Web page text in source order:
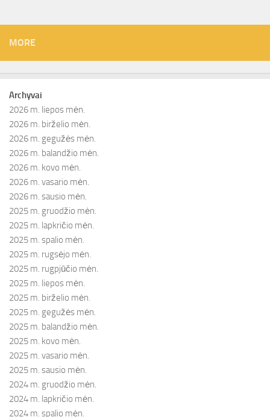
MORE
Archyvai
2026 m. liepos mėn.
2026 m. birželio mėn.
2026 m. gegužės mėn.
2026 m. balandžio mėn.
2026 m. kovo mėn.
2026 m. vasario mėn.
2026 m. sausio mėn.
2025 m. gruodžio mėn.
2025 m. lapkričio mėn.
2025 m. spalio mėn.
2025 m. rugsėjo mėn.
2025 m. rugpjūčio mėn.
2025 m. liepos mėn.
2025 m. birželio mėn.
2025 m. gegužės mėn.
2025 m. balandžio mėn.
2025 m. kovo mėn.
2025 m. vasario mėn.
2025 m. sausio mėn.
2024 m. gruodžio mėn.
2024 m. lapkričio mėn.
2024 m. spalio mėn.